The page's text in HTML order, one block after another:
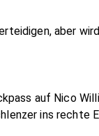
aber
auf Nico
ins